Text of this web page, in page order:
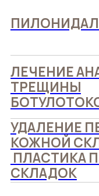
ЛЕЧЕНИЕ
ТРЕЩИНЫ
УДАЛЕНИЕ
КОЖНОЙ
ПЛАСТИКА
СКЛАДОК